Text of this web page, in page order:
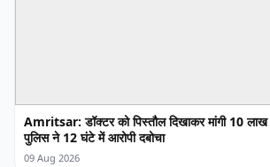
Amritsar: डॉक्टर को पिस्तौल दिखाकर मांगी 10 लाख
पुलिस ने 12 घंटे में आरोपी दबोचा
09 Aug 2026